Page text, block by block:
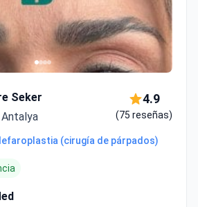
Seker
Antalya
4.9
(75 reseñas)
(cirugía de párpados)